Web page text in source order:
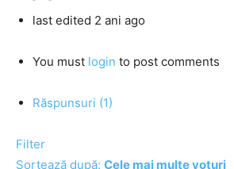
last edited 2 ani ago
You must login to post comments
Răspunsuri (1)
Filter
Sortează după: Cele mai multe voturi